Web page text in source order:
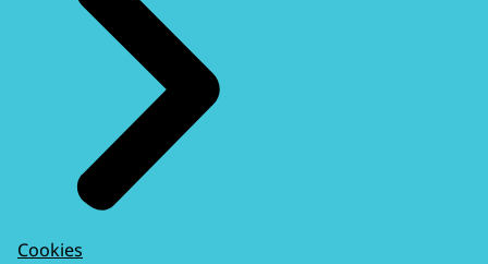
Cookies